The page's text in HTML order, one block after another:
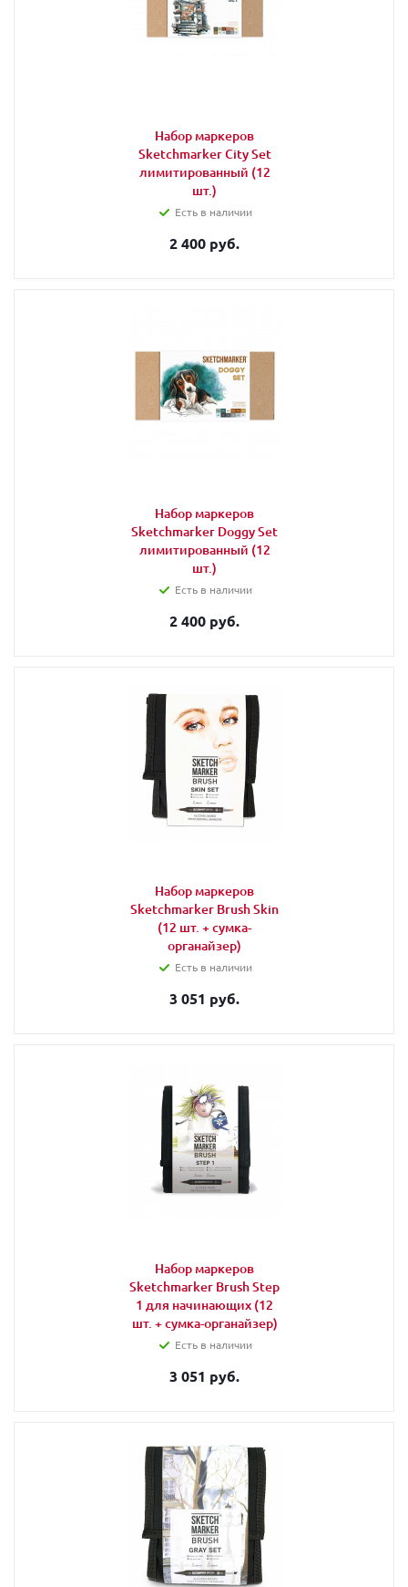
Набор маркеров
Sketchmarker City Set
лимитированный (12
шт.)
Есть в наличии
2 400 руб.
Набор маркеров
Sketchmarker Doggy Set
лимитированный (12
шт.)
Есть в наличии
2 400 руб.
Набор маркеров
Sketchmarker Brush Skin
(12 шт. + сумка-
органайзер)
Есть в наличии
3 051 руб.
Набор маркеров
Sketchmarker Brush Step
1 для начинающих (12
шт. + сумка-органайзер)
Есть в наличии
3 051 руб.